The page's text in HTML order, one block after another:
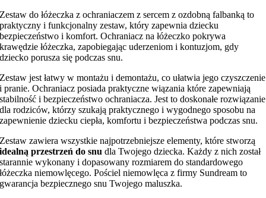
Zestaw do łóżeczka z ochraniaczem z sercem z ozdobną falbanką to
praktyczny i funkcjonalny zestaw, który zapewnia dziecku
bezpieczeństwo i komfort. Ochraniacz na łóżeczko pokrywa
krawędzie łóżeczka, zapobiegając uderzeniom i kontuzjom, gdy
dziecko porusza się podczas snu.
Zestaw jest łatwy w montażu i demontażu, co ułatwia jego czyszczenie
i pranie. Ochraniacz posiada praktyczne wiązania które zapewniają
stabilność i bezpieczeństwo ochraniacza. Jest to doskonałe rozwiązanie
dla rodziców, którzy szukają praktycznego i wygodnego sposobu na
zapewnienie dziecku ciepła, komfortu i bezpieczeństwa podczas snu.
Zestaw zawiera wszystkie najpotrzebniejsze elementy, które stworzą
idealną przestrzeń do snu dla Twojego dziecka. Każdy z nich został
starannie wykonany i dopasowany rozmiarem do standardowego
łóżeczka niemowlęcego. Pościel niemowlęca z firmy Sundream to
gwarancja bezpiecznego snu Twojego maluszka.